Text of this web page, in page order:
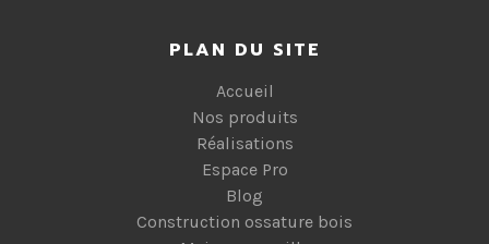
PLAN DU SITE
Accueil
Nos produits
Réalisations
Espace Pro
Blog
Construction ossature bois